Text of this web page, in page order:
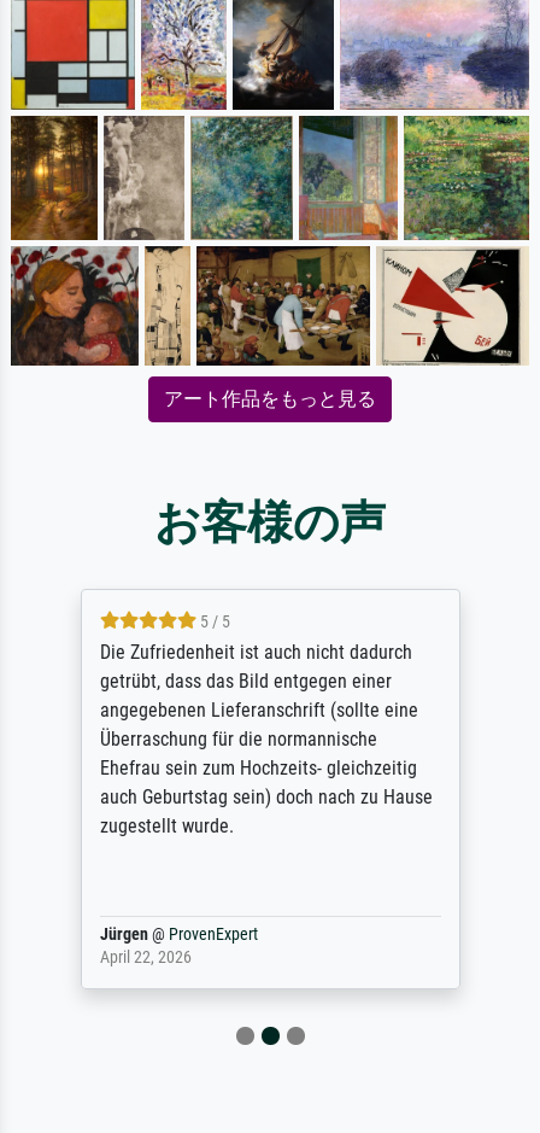
アート作品をもっと見る
お客様の声
5 / 5
Die Zufriedenheit ist auch nicht dadurch
getrübt, dass das Bild entgegen einer
angegebenen Lieferanschrift (sollte eine
Überraschung für die normannische
Ehefrau sein zum Hochzeits- gleichzeitig
auch Geburtstag sein) doch nach zu Hause
zugestellt wurde.
Jürgen@ ProvenExpert
April 22, 2026